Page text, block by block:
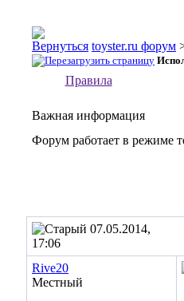
toyster.ru форум
Правила
Важная информация
Форум работает в режиме
07.05.2014,
17:06
Rive20
Местный